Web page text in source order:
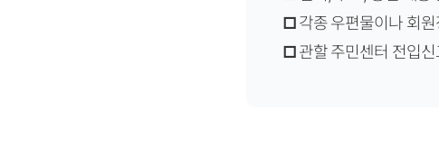
□각종 우편물이나 회
□관할 주민센터 전입